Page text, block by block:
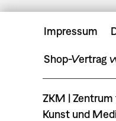
Impressum
Shop-Vertrag
ZKM | Zentrum
Kunst und